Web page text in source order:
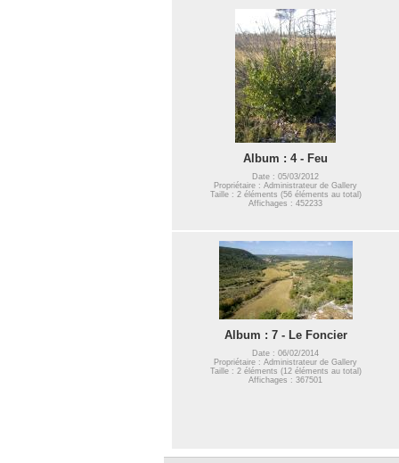
Album : 4 - Feu
Date : 05/03/2012
Propriétaire : Administrateur de Gallery
Taille : 2 éléments (56 éléments au total)
Affichages : 452233
Album : 7 - Le Foncier
Date : 06/02/2014
Propriétaire : Administrateur de Gallery
Taille : 2 éléments (12 éléments au total)
Affichages : 367501